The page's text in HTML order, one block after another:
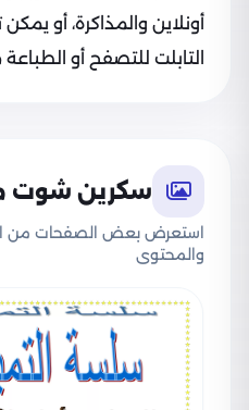
أونلاين والمذاكرة، أو
التابلت للتصفح أو
سكرين شوت
استعرض بعض الصفحات من
والمحتوى